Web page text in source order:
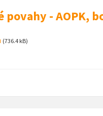
- AOPK,
(736.4 kB)